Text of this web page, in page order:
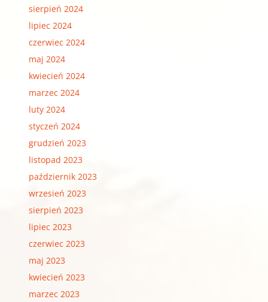
sierpień 2024
lipiec 2024
czerwiec 2024
maj 2024
kwiecień 2024
marzec 2024
luty 2024
styczeń 2024
grudzień 2023
listopad 2023
październik 2023
wrzesień 2023
sierpień 2023
lipiec 2023
czerwiec 2023
maj 2023
kwiecień 2023
marzec 2023